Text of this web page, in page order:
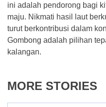
ini adalah pendorong bagi
maju. Nikmati hasil laut
turut berkontribusi dalam
Gombong adalah pilihan
kalangan.
MORE STORIES